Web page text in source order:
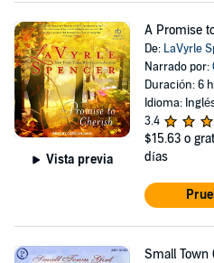
Vista previa
A Promise
De: LaVyrle
Narrado por:
Duración: 6
Idioma:
3.4
$15.63 o
días
Small Town